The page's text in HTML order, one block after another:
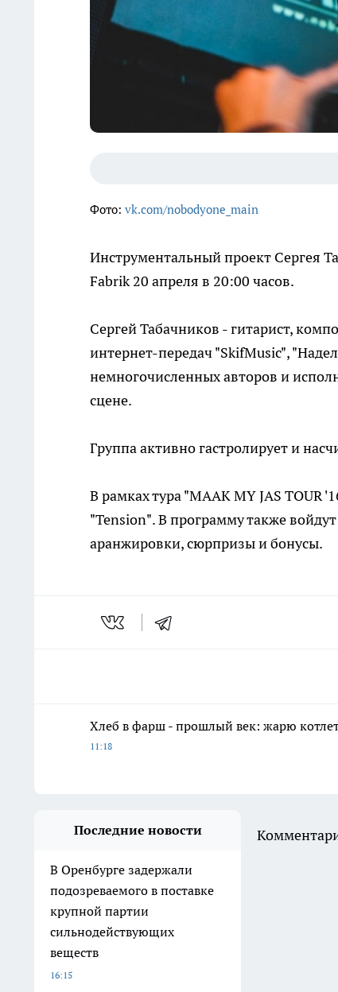
Фото: vk.com/nobodyone_main
Инструментальный проект Сергея
Fabrik 20 апреля в 20:00 часов.
Сергей Табачников - гитарист,
интернет-передач "SkifMusic",
немногочисленных авторов и
сцене.
Группа активно гастролирует и
В рамках тура "MAAKMYJAS TOUR
"Tension". В программу также
аранжировки, сюрпризы и бонусы.
Хлеб в фарш - прошлый век: жарю
11:18
Последние новости
В Оренбурге задержали
подозреваемого в поставке
крупной партии
сильнодействующих
веществ
16:15